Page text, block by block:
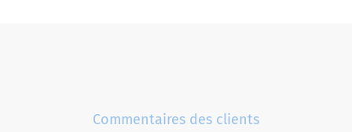
Commentaires des clients